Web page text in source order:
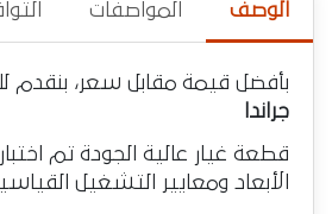
الوصف المواصفات
بأفضل قيمة مقابل سعر، بنقدم
جراندا
قطعة غيار عالية الجودة تم
الأبعاد ومعايير التشغيل